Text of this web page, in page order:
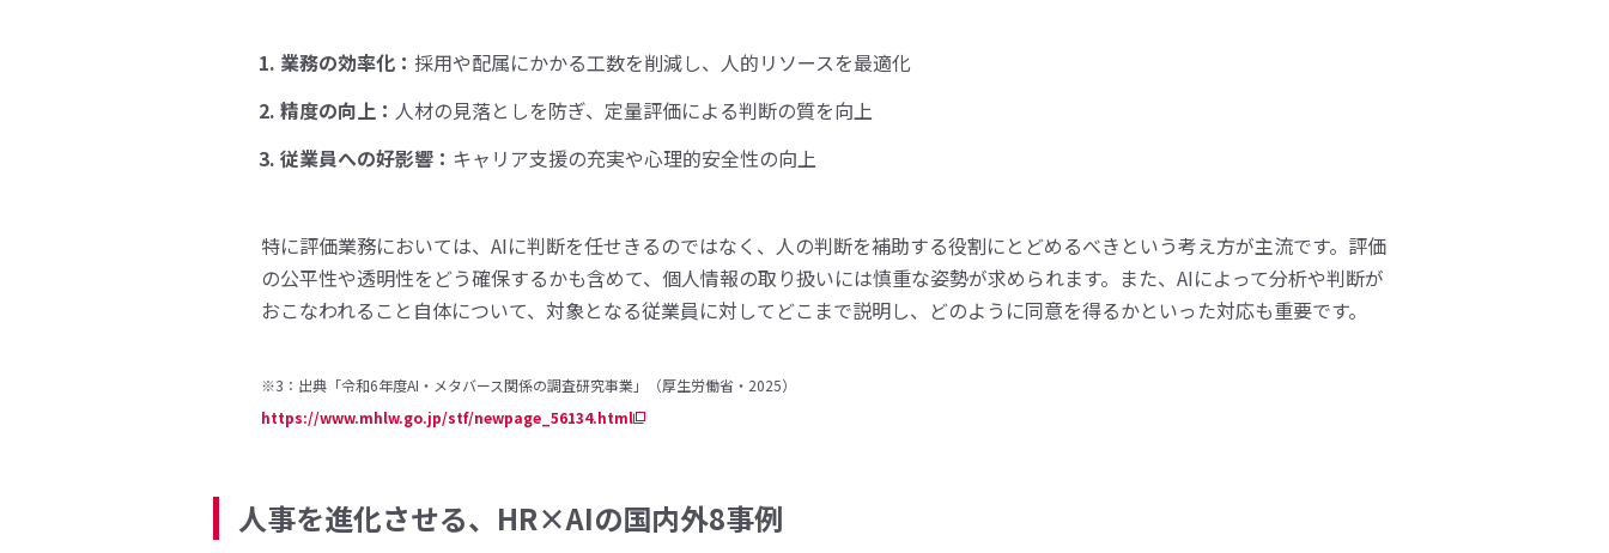
業務の効率化： 採用や配属にかかる工数を削減し、人的リソースを最適化
精度の向上： 人材の見落としを防ぎ、定量評価による判断の質を向上
従業員への好影響： キャリア支援の充実や心理的安全性の向上
特に評価業務においては、AIに判断を任せきるのではなく、人の判断を補助する役割にとどめるべきという考え方が主流です。評価
の公平性や透明性をどう確保するかも含めて、個人情報の取り扱いには慎重な姿勢が求められます。また、AIによって分析や判断が
おこなわれること自体について、対象となる従業員に対してどこまで説明し、どのように同意を得るかといった対応も重要です。
※3：出典「令和6年度AI・メタバース関係の調査研究事業」（厚生労働省・2025）
https://www.mhlw.go.jp/stf/newpage_56134.html
人事を進化させる、HR×AIの国内外8事例